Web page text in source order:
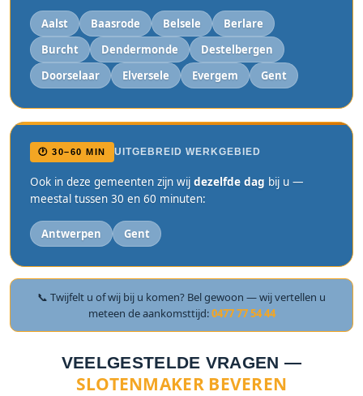
Aalst Baasrode Belsele
Berlare
Burcht
Dendermonde
Destelbergen
Doorselaar
Elversele Evergem Gent
🕐 30–60 MIN UITGEBREID WERKGEBIED
Ook in deze gemeenten zijn wij dezelfde dag bij u —
meestal tussen 30 en 60 minuten:
Antwerpen Gent
📞 Twijfelt u of wij bij u komen? Bel gewoon — wij vertellen u
meteen de aankomsttijd:0477 77 54 44
VEELGESTELDE VRAGEN —
SLOTENMAKER BEVEREN